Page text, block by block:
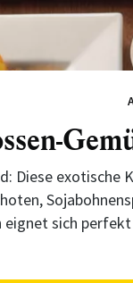
Diese exotische
eignet sich